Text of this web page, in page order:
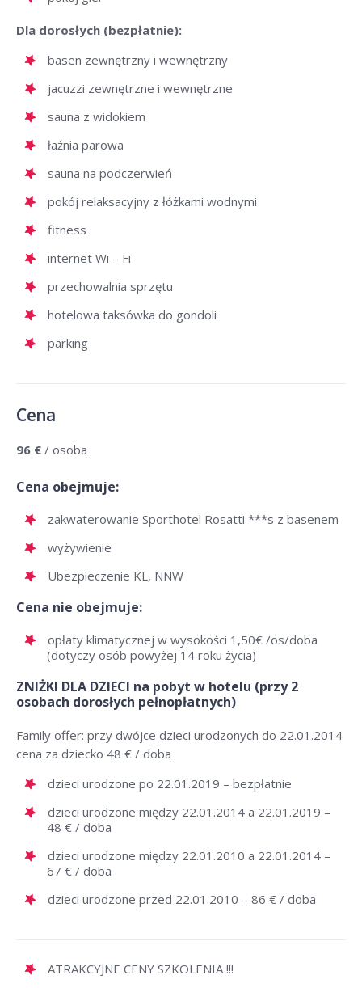
Dla dorosłych (bezpłatnie):
basen zewnętrzny i wewnętrzny
jacuzzi zewnętrzne i wewnętrzne
sauna z widokiem
łaźnia parowa
sauna na podczerwień
pokój relaksacyjny z łóżkami wodnymi
fitness
internet Wi – Fi
przechowalnia sprzętu
hotelowa taksówka do gondoli
parking
Cena
96 € / osoba
Cena obejmuje:
zakwaterowanie Sporthotel Rosatti ***s z basenem
wyżywienie
Ubezpieczenie KL, NNW
Cena nie obejmuje:
opłaty klimatycznej w wysokości 1,50€ /os/doba
(dotyczy osób powyżej 14 roku życia)
ZNIŻKI DLA DZIECI na pobyt w hotelu (przy 2
osobach dorosłych pełnopłatnych)
Family offer: przy dwójce dzieci urodzonych do 22.01.2014
cena za dziecko 48 € / doba
dzieci urodzone po 22.01.2019 – bezpłatnie
dzieci urodzone między 22.01.2014 a 22.01.2019 –
48 € / doba
dzieci urodzone między 22.01.2010 a 22.01.2014 –
67 € / doba
dzieci urodzone przed 22.01.2010 – 86 € / doba
ATRAKCYJNE CENY SZKOLENIA !!!